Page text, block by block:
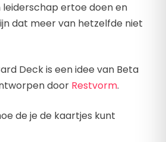
ertoe doen en
dat meer van hetzelfde niet
Deck is een idee van Beta
door Restvorm.
de je de kaartjes kunt